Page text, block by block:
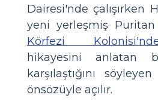
Dairesi'nde çalışırken
yeni yerleşmiş Puritan
Körfezi
hikayesini anlatan
karşılaştığını
önsözüyle açılır.